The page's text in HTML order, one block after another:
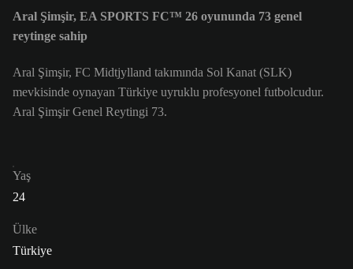
Aral Şimşir, EA SPORTS FC™ 26 oyununda 73 genel
reytinge sahip
Aral Şimşir, FC Midtjylland takımında Sol Kanat (SLK)
mevkisinde oynayan Türkiye uyruklu profesyonel futbolcudur.
Aral Şimşir Genel Reytingi 73.
Yaş
24
Ülke
Türkiye